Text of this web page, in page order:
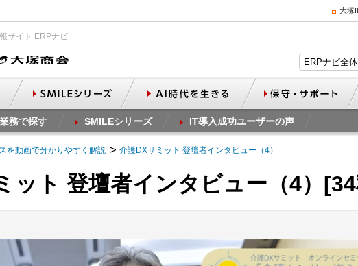
大塚
サイト ERPナビ
業務で探す SMILEシリーズ IT導入成功ユーザーの声
を動画で分かりやすく解説 介護DXサミット 登壇者インタビュー（4）
ット 登壇者インタビュー（4）